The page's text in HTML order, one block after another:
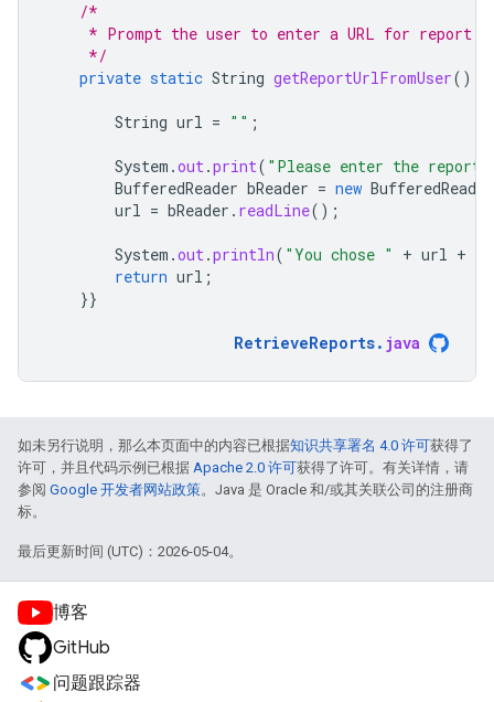
/*
* Prompt the user to enter a URL for report
     */
private static String getReportUrlFromUser()
String url = "" ;
System .out.print( "Please enter the report
BufferedReader bReader = new BufferedReader
url = bReader . readLine();
System .out.println( "You chose " + url +
return url ;
}}
RetrieveReports. java
如未另行说明，那么本页面中的内容已根据知识共享署名 4.0 许可获得了
许可，并且代码示例已根据 Apache 2.0 许可获得了许可。有关详情，请
参阅 Google 开发者网站政策。Java 是 Oracle 和/或其关联公司的注册商
标。
最后更新时间 (UTC)：2026-05-04。
博客
GitHub
问题跟踪器